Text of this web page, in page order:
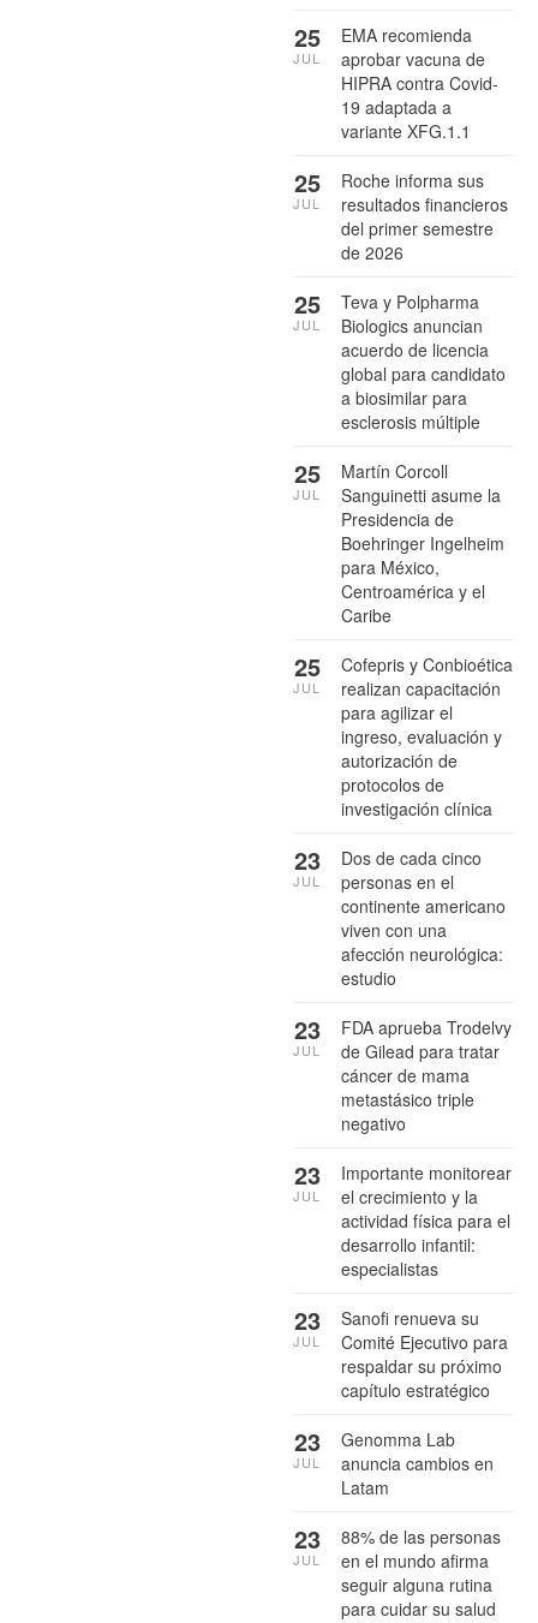
EMA recomienda
aprobar vacuna de
HIPRA contra Covid-
19 adaptada a
variante XFG.1.1
25
JUL
Roche informa sus
resultados financieros
del primer semestre
de 2026
25
JUL
Teva y Polpharma
Biologics anuncian
acuerdo de licencia
global para candidato
a biosimilar para
esclerosis múltiple
25
JUL
Martín Corcoll
Sanguinetti asume la
Presidencia de
Boehringer Ingelheim
para México,
Centroamérica y el
Caribe
25
JUL
Cofepris y Conbioética
realizan capacitación
para agilizar el
ingreso, evaluación y
autorización de
protocolos de
investigación clínica
25
JUL
Dos de cada cinco
personas en el
continente americano
viven con una
afección neurológica:
estudio
23
JUL
FDA aprueba Trodelvy
de Gilead para tratar
cáncer de mama
metastásico triple
negativo
23
JUL
Importante monitorear
el crecimiento y la
actividad física para el
desarrollo infantil:
especialistas
23
JUL
Sanofi renueva su
Comité Ejecutivo para
respaldar su próximo
capítulo estratégico
23
JUL
Genomma Lab
anuncia cambios en
Latam
23
JUL
88% de las personas
en el mundo afirma
seguir alguna rutina
para cuidar su salud
23
JUL